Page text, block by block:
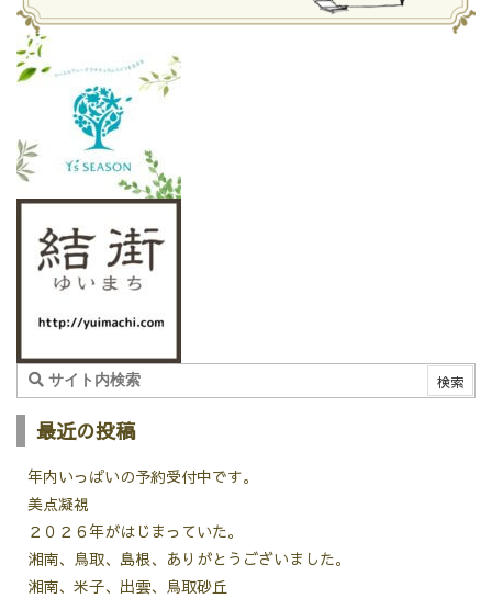
最近の投稿
年内いっぱいの予約受付中です。
美点凝視
２０２６年がはじまっていた。
湘南、鳥取、島根、ありがとうございました。
湘南、米子、出雲、鳥取砂丘